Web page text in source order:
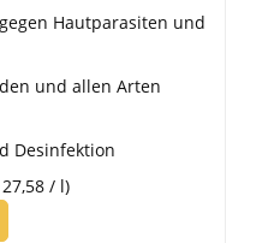
Hautparasiten und
und allen Arten
Desinfektion
/ l)